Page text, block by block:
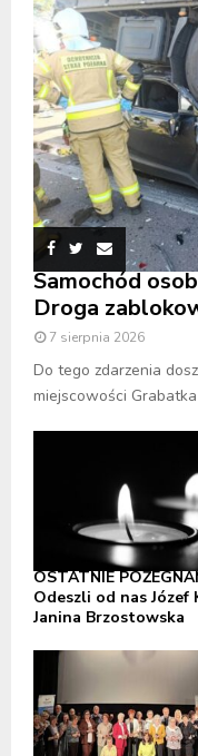
Samochód
Droga
7 sierpnia 2026
Do tego zdarzenia
miejscowości Grabatka
OSTATNIE
Odeszli od nas Józef
Janina Brzostowska